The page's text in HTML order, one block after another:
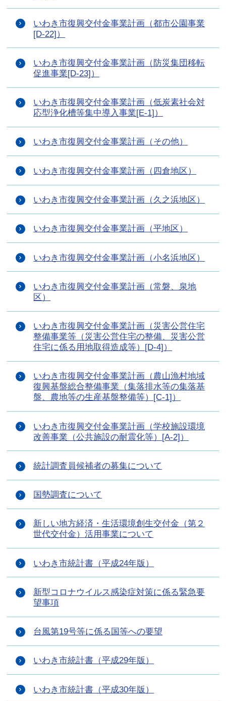
いわき市復興交付金事業計画（都市公園事業
[D-22]）
いわき市復興交付金事業計画（防災集団移転
促進事業[D-23]）
いわき市復興交付金事業計画（低炭素社会対
応型浄化槽等集中導入事業[E-1]）
いわき市復興交付金事業計画（その他）
いわき市復興交付金事業計画（四倉地区）
いわき市復興交付金事業計画（久之浜地区）
いわき市復興交付金事業計画（平地区）
いわき市復興交付金事業計画（小名浜地区）
いわき市復興交付金事業計画（常磐、泉地
区）
いわき市復興交付金事業計画（災害公営住宅
整備事業等（災害公営住宅の整備、災害公営
住宅に係る用地取得造成等）[D-4]）
いわき市復興交付金事業計画（農山漁村地域
復興基盤総合整備事業（集落排水等の集落基
盤、農地等の生産基盤整備等）[C-1]）
いわき市復興交付金事業計画（学校施設環境
改善事業（公共施設の耐震化等）[A-2]）
統計調査員候補者の募集について
国勢調査について
新しい地方経済・生活環境創生交付金（第２
世代交付金）活用事業について
いわき市統計書（平成24年版）
新型コロナウイルス感染症対策に係る緊急要
望事項
台風第19号等に係る国等への要望
いわき市統計書（平成29年版）
いわき市統計書（平成30年版）